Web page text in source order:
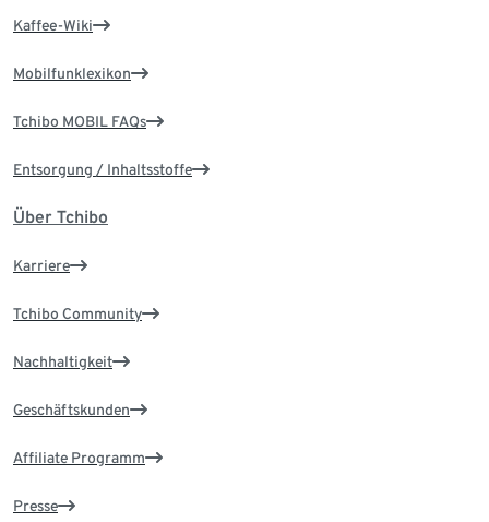
Kaffee-Wiki
Mobilfunklexikon
Tchibo MOBIL FAQs
Entsorgung / Inhaltsstoffe
Über Tchibo
Karriere
Tchibo Community
Nachhaltigkeit
Geschäftskunden
Affiliate Programm
Presse